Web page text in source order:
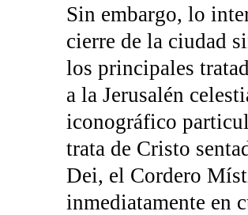
Sin embargo, lo
cierre de la ciudad
los principales
a la Jerusalén
iconográfico
trata de Cristo
Dei, el Cordero
inmediatamente en